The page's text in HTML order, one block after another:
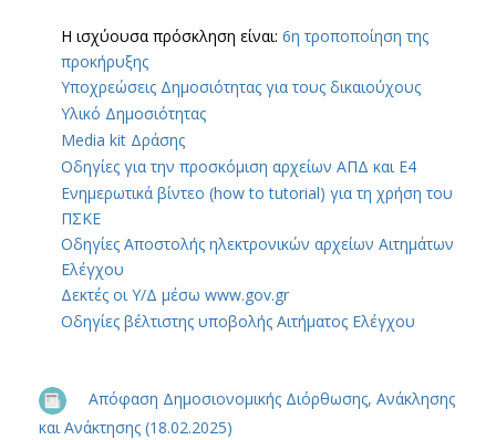
Η ισχύουσα πρόσκληση είναι: 6η τροποποίηση της
προκήρυξης
Υποχρεώσεις Δημοσιότητας για τους δικαιούχους
Υλικό Δημοσιότητας
Media kit Δράσης
Οδηγίες για την προσκόμιση αρχείων ΑΠΔ και Ε4
Ενημερωτικά βίντεο (how to tutorial) για τη χρήση του
ΠΣΚΕ
Οδηγίες Αποστολής ηλεκτρονικών αρχείων Αιτημάτων
Ελέγχου
Δεκτές οι Υ/Δ μέσω www.gov.gr
Οδηγίες βέλτιστης υποβολής Αιτήματος Ελέγχου
Απόφαση Δημοσιονομικής Διόρθωσης, Ανάκλησης
και Ανάκτησης (18.02.2025)